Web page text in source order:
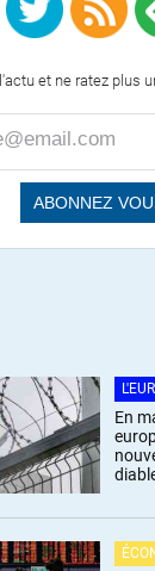
et ne ratez plus
En